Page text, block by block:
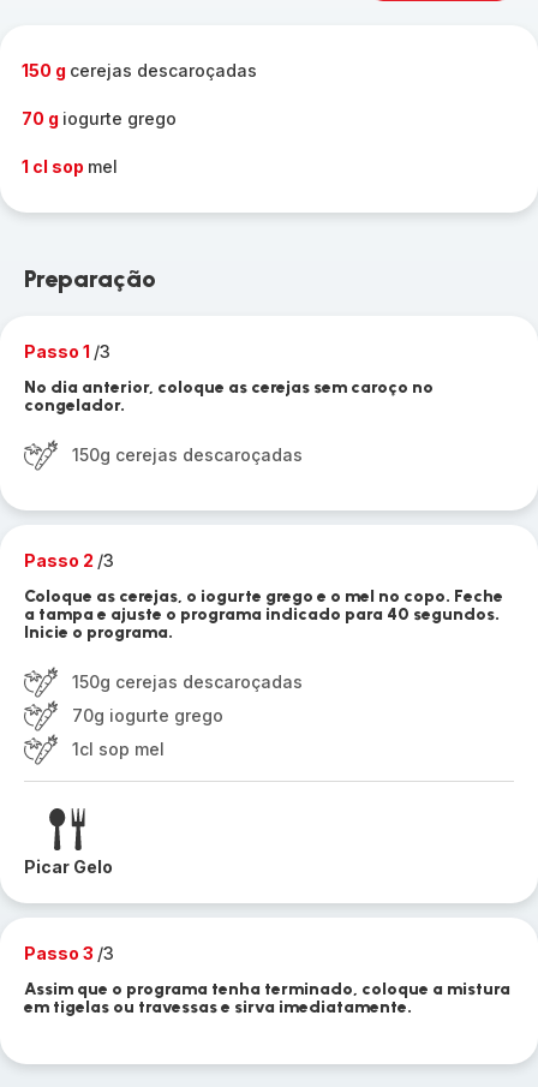
150 g cerejas descaroçadas
70 g iogurte grego
1 cl sop mel
Preparação
Passo 1 /3
No dia anterior, coloque as cerejas sem caroço no
congelador.
150g cerejas descaroçadas
Passo 2 /3
Coloque as cerejas, o iogurte grego e o mel no copo. Feche
a tampa e ajuste o programa indicado para 40 segundos.
Inicie o programa.
150g cerejas descaroçadas
70g iogurte grego
1cl sop mel
Picar Gelo
Passo 3 /3
Assim que o programa tenha terminado, coloque a mistura
em tigelas ou travessas e sirva imediatamente.